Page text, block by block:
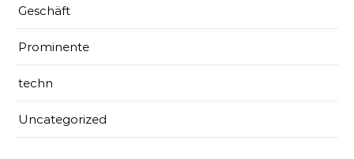
Geschäft
Prominente
techn
Uncategorized